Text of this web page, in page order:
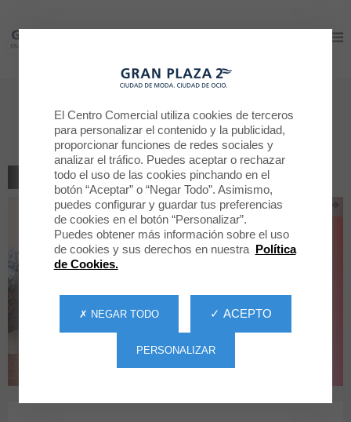
Gran Plaza 2
Rebajas de verano en Elena
Hernández
VOLVER AL LISTADO
Gran Plaza 2
El Centro Comercial utiliza cookies de terceros
para personalizar el contenido y la publicidad,
proporcionar funciones de redes sociales y
analizar el tráfico. Puedes aceptar o rechazar
todo el uso de las cookies pinchando en el
botón “Aceptar” o “Negar Todo”. Asimismo,
puedes configurar y guardar tus preferencias
de cookies en el botón “Personalizar”.
Puedes obtener más información sobre el uso
de cookies y sus derechos en nuestra Política
de Cookies.
✓ ACEPTO
✗ NEGAR TODO
PERSONALIZAR